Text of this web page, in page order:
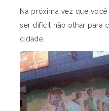
Na próxima vez que
ser difícil não olhar para
cidade.